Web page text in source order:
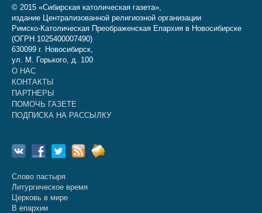
© 2015 «Сибирская католическая газета»,
издание Централизованной религиозной организации
Римско-Католическая Преображенская Епархия в Новосибирске
(ОГРН 1025400007490)
630099 г. Новосибирск,
ул. М. Горького, д. 100
О НАС
КОНТАКТЫ
ПАРТНЕРЫ
ПОМОЧЬ ГАЗЕТЕ
ПОДПИСКА НА РАССЫЛКУ
Слово пастыря
Литургическое время
Церковь в мире
В епархии